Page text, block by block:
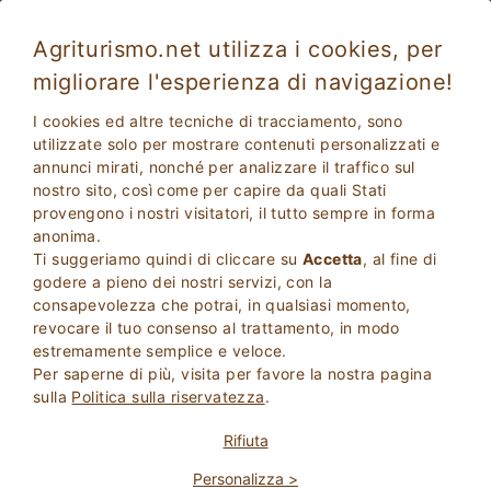
Agriturismo.net utilizza i cookies, per
migliorare l'esperienza di navigazione!
I cookies ed altre tecniche di tracciamento, sono
utilizzate solo per mostrare contenuti personalizzati e
annunci mirati, nonché per analizzare il traffico sul
nostro sito, così come per capire da quali Stati
provengono i nostri visitatori, il tutto sempre in forma
anonima.
Ti suggeriamo quindi di cliccare su Accetta, al fine di
godere a pieno dei nostri servizi, con la
consapevolezza che potrai, in qualsiasi momento,
revocare il tuo consenso al trattamento, in modo
estremamente semplice e veloce.
Per saperne di più, visita per favore la nostra pagina
sulla Politica sulla riservatezza.
Rifiuta
Personalizza >
Vacanze in Agriturismo con centro
benessere
2Adulti
0Bambini CERCA